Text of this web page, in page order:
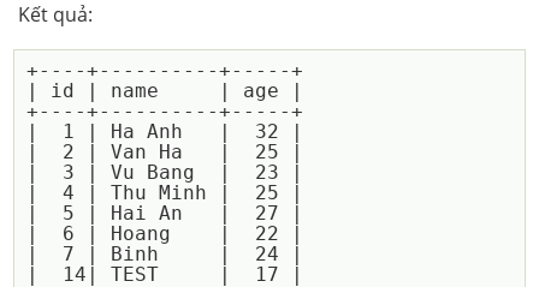
Kết quả:
+----+----------+-----+
| id | name     | age |
+----+----------+-----+
|  1 | Ha Anh   |  32 |
|  2 | Van Ha   |  25 |
|  3 | Vu Bang  |  23 |
|  4 | Thu Minh |  25 |
|  5 | Hai An   |  27 |
|  6 | Hoang    |  22 |
|  7 | Binh     |  24 |
|  14| TEST     |  17 |